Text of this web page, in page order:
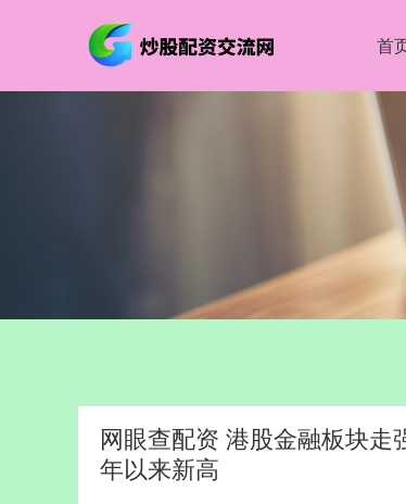
首
网眼查配资 港股金融板块
年以来新高